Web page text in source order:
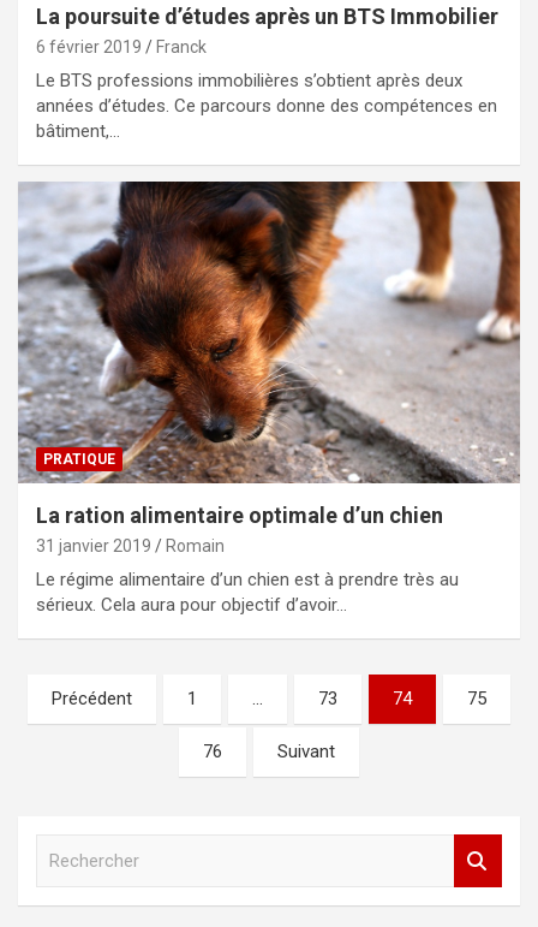
La poursuite d’études après un BTS Immobilier
6 février 2019 Franck
Le BTS professions immobilières s’obtient après deux
années d’études. Ce parcours donne des compétences en
bâtiment,…
PRATIQUE
La ration alimentaire optimale d’un chien
31 janvier 2019 Romain
Le régime alimentaire d’un chien est à prendre très au
sérieux. Cela aura pour objectif d’avoir…
Pagination
des
publications
Précédent 1 … 73 74 75
76 Suivant